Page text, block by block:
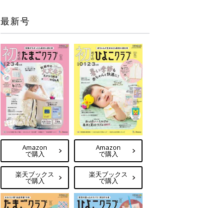
最新号
Amazon
で購入
楽天ブックス
で購入
Amazon
で購入
楽天ブックス
で購入